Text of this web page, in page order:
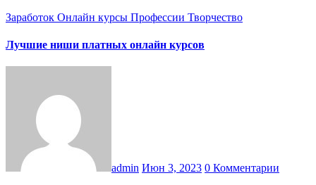
Заработок Онлайн курсы Профессии Творчество
Лучшие ниши платных онлайн курсов
admin Июн 3, 2023 0 Комментарии